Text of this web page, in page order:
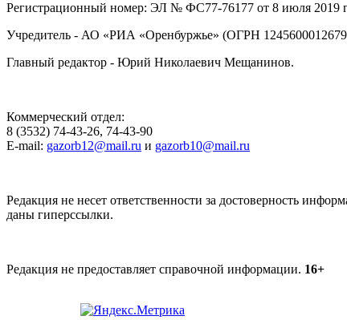
Регистрационный номер: ЭЛ № ФС77-76177 от 8 июля 2019
Учредитель - АО «РИА «Оренбуржье» (ОГРН
Главный редактор - Юрий Николаевич Мещанинов.
Коммерческий отдел:
8 (3532) 74-43-26, 74-43-90
E-mail: gazorb12@mail.ru и gazorb10@mail.ru
Редакция не несет ответственности за достоверность
даны гиперссылки.
Редакция не предоставляет справочной информации. 16+